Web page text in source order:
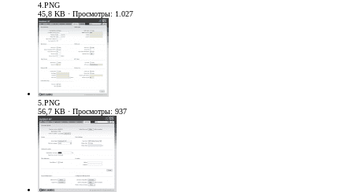
4.PNG
45,8 KB · Просмотры: 1.027
5.PNG
56,7 KB · Просмотры: 937